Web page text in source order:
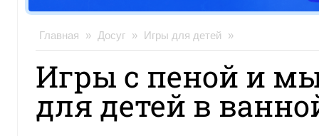
Главная » Досуг » Игры для детей »
Игры с пеной и
для детей в